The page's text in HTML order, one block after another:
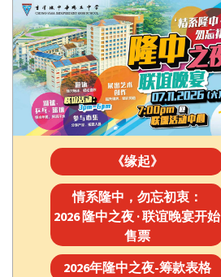
《缘起》
情系隆中，勿忘初衷：
2026 隆中之夜 · 联谊晚宴开始
售票
2026年隆中之夜-筹款表格